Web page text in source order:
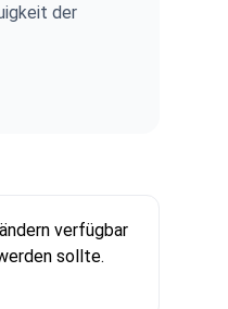
der
verfügbar
sollte.